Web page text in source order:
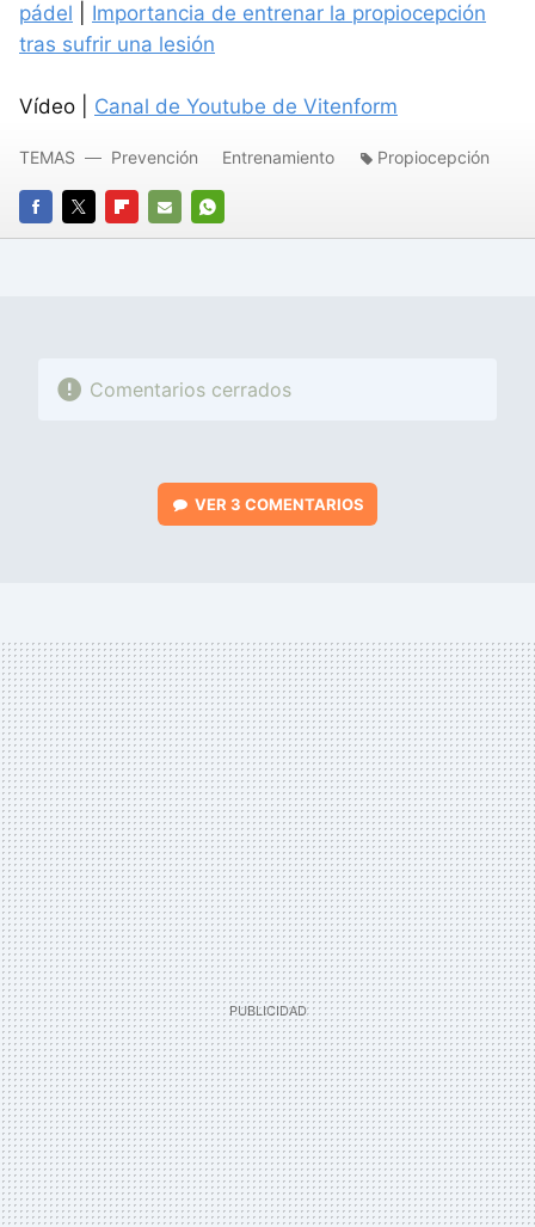
pádel
Importancia de entrenar la propiocepción
tras sufrir una lesión
Vídeo | Canal de Youtube de Vitenform
FACEBOOK
TWITTERFLIPBOARD
E-
WHATSAPP
TEMAS Prevención Entrenamiento Propiocepción
Comentarios cerrados
VER 3 COMENTARIOS